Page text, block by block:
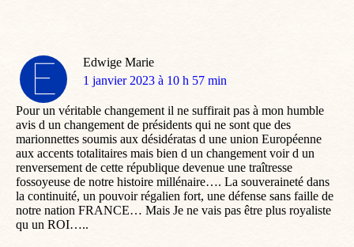
Edwige Marie
dit
1 janvier 2023 à 10 h 57 min
Pour un véritable changement il ne suffirait pas à mon humble
avis d un changement de présidents qui ne sont que des
marionnettes soumis aux désidératas d une union Européenne
aux accents totalitaires mais bien d un changement voir d un
renversement de cette république devenue une traîtresse
fossoyeuse de notre histoire millénaire…. La souveraineté dans
la continuité, un pouvoir régalien fort, une défense sans faille de
notre nation FRANCE… Mais Je ne vais pas être plus royaliste
qu un ROI…..